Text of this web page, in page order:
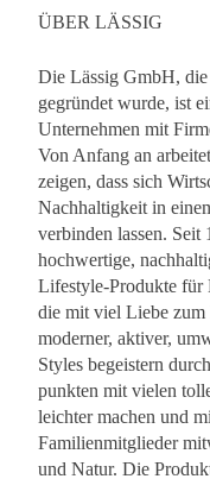
ÜBER LÄSSIG
Die Lässig GmbH,
gegründet wurde, ist
Unternehmen mit
Von Anfang an
zeigen, dass sich
Nachhaltigkeit in
verbinden lassen.
hochwertige,
Lifestyle-Produkte für
die mit viel Liebe zum
moderner, aktiver,
Styles begeistern
punkten mit vielen
leichter machen und
Familienmitglieder
und Natur. Die